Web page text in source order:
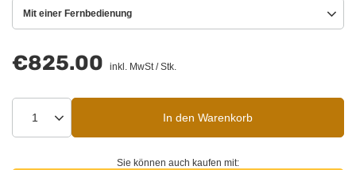
Mit einer Fernbedienung
€825.00 inkl. MwSt/Stk.
In den Warenkorb
Sie können auch kaufen mit: